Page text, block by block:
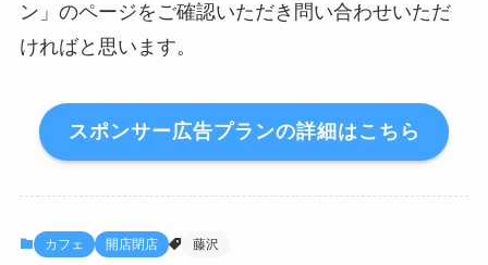
ン」のページをご確認いただき問い合わせいただ
ければと思います。
スポンサー広告プランの詳細はこちら
カフェ 開店閉店 藤沢